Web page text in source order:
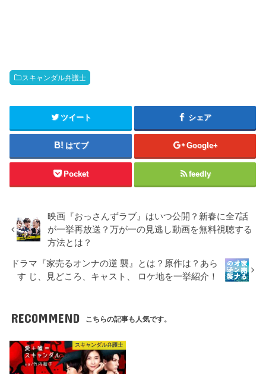
スキャンダル弁護士
ツイート シェア
はてブ Google+
Pocket feedly
映画『おっさんずラブ』はいつ公開？新春に全7話
が一挙再放送？万が一の見逃し動画を無料視聴する
方法とは？
ドラマ『家売るオンナの逆 襲』とは？原作は？あら
す じ、見どころ、キャスト、 ロケ地を一挙紹介！
RECOMMEND こちらの記事も人気です。
スキャンダル弁護士